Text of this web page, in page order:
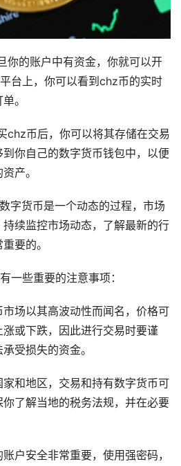
你的账户中有资金，你就可以开
台上，你可以看到chz币的实时
。
chz币后，你可以将其存储在交易
你自己的数字货币钱包中，以便
产。
字货币是一个动态的过程，市场
续监控市场动态，了解最新的行
要的。
一些重要的注意事项：
市场以其高波动性而闻名，价格可
或下跌，因此进行交易时要谨
受损失的资金。
家和地区，交易和持有数字货币可
了解当地的税务法规，并在必要
户安全非常重要，使用强密码，